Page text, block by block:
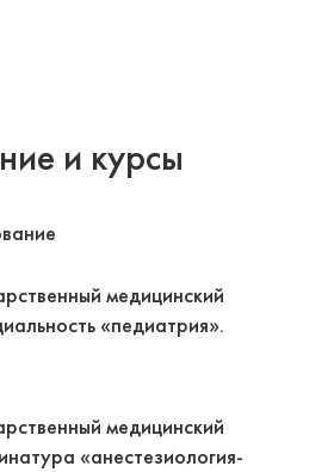
и курсы
медицинский
«педиатрия».
медицинский
«анестезиология-